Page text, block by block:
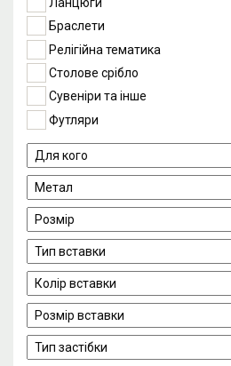
Браслети
Релігійна тематика
Столове срібло
Сувеніри та інше
Футляри